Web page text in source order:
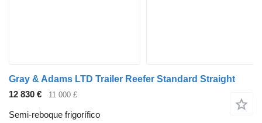
Gray & Adams LTD Trailer Reefer Standard Straight
12 830 €
11 000 £
Semi-reboque frigorífico